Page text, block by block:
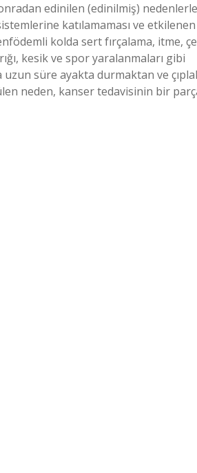
edinilen (edinilmiş)
katılamaması ve etkilenen
kolda sert fırçalama, itme,
kesik ve spor yaralanmaları gibi
süre ayakta durmaktan ve
neden, kanser tedavisinin bir